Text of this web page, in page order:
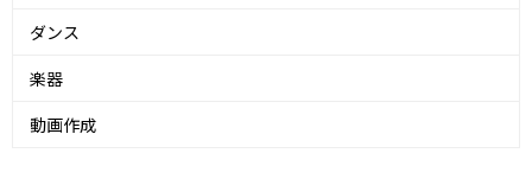
ダンス
楽器
動画作成